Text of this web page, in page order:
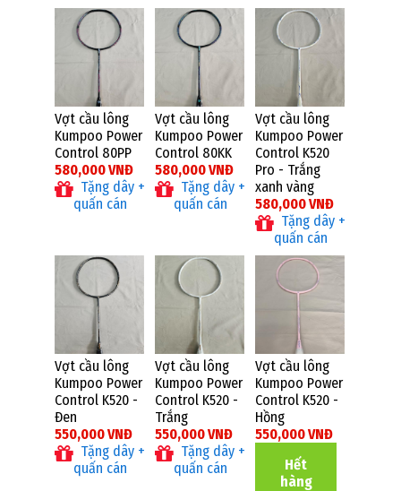
Vợt cầu lông
Kumpoo Power
Control 80PP
580,000 VNĐ
Tặng dây +
quấn cán
Vợt cầu lông
Kumpoo Power
Control 80KK
580,000 VNĐ
Tặng dây +
quấn cán
Vợt cầu lông
Kumpoo Power
Control K520
Pro - Trắng
xanh vàng
580,000 VNĐ
Tặng dây +
quấn cán
Vợt cầu lông
Kumpoo Power
Control K520 -
Đen
550,000 VNĐ
Tặng dây +
quấn cán
Vợt cầu lông
Kumpoo Power
Control K520 -
Trắng
550,000 VNĐ
Tặng dây +
quấn cán
Vợt cầu lông
Kumpoo Power
Control K520 -
Hồng
550,000 VNĐ
Hết
hàng